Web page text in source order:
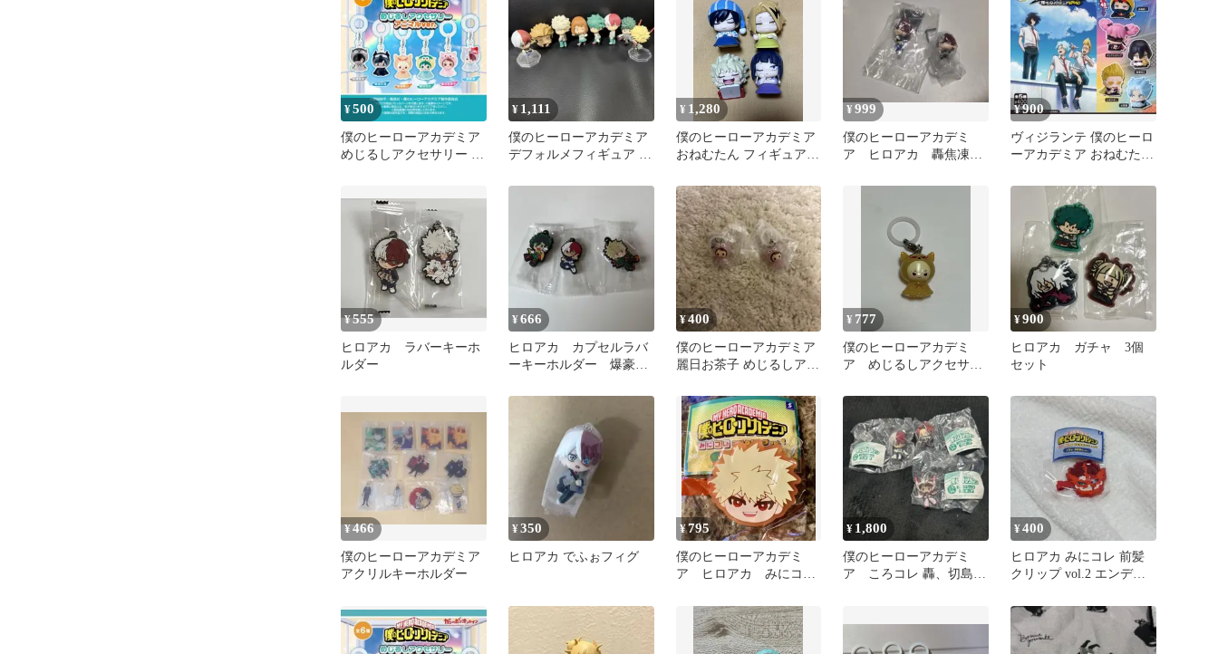
¥500
僕のヒーローアカデミア
めじるしアクセサリー ア
¥ 1,111
僕のヒーローアカデミア
デフォルメフィギュア 8
¥ 1,280
僕のヒーローアカデミア
おねむたん フィギュア 4
¥999
僕のヒーローアカデミ
ア ヒロアカ 轟焦凍
¥900
ヴィジランテ 僕のヒーロ
ーアカデミア おねむたん
ット
¥555
ヒロアカ ラバーキーホ
ルダー
¥666
ヒロアカ カプセルラバ
ーキーホルダー 爆豪
¥400
僕のヒーローアカデミア
麗日お茶子 めじるしアク
ム
¥ 777
僕のヒーローアカデミ
ア めじるしアクセサリ
己
¥900
ヒロアカ ガチャ 3個
セット
¥466
僕のヒーローアカデミア
アクリルキーホルダー
¥350
ヒロアカ でふぉフィグ
¥795
僕のヒーローアカデミ
ア ヒロアカ みにコ
勝己
¥ 1,800
僕のヒーローアカデミ
ア ころコレ 轟、切島、
¥400
ヒロアカ みにコレ 前髪
クリップ vol.2 エンデヴ